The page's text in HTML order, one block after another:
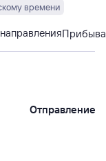
времени
Отправление